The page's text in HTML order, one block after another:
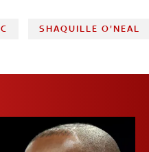
SHAQUILLE O'NEAL